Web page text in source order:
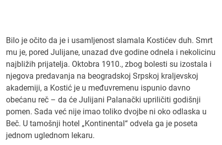
Bilo je očito da je i usamljenost slamala Kostićev duh. Smrt
mu je, pored Julijane, unazad dve godine odnela i nekolicinu
najbližih prijatelja. Oktobra 1910., zbog bolesti su izostala i
njegova predavanja na beogradskoj Srpskoj kraljevskoj
akademiji, a Kostić je u međuvremenu ispunio davno
obećanu reč – da će Julijani Palanački upriličiti godišnji
pomen. Sada već nije imao toliko dvojbe ni oko odlaska u
Beč. U tamošnji hotel „Kontinental“ odvela ga je poseta
jednom uglednom lekaru.